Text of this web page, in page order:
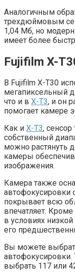
Аналогичным
трехдюймовым
1,04 Мб, но
имеет более
Fujifilm X-
В Fujifilm X-T30
мегапиксельный
что и в X-T3, и он
помогает камере
Как и X-T3,
собственный
можно растянуть
камеры
изображения.
Камера также
автофокусировки
покрывает всю
впечатляет.
в условиях
его
Вы можете
выбрать 117 или